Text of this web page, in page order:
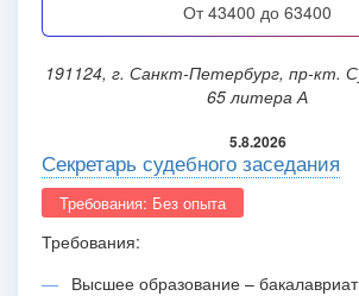
от 43400 до 63400
191124, г. Санкт-Петербург, пр-кт. Суворовский, д.
65 литера А
5.8.2026
Секретарь судебного заседания
Требования: Без опыта
Требования:
Высшее образование – бакалавриат